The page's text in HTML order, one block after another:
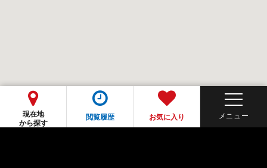
現在地
から探す
閲覧履歴 お気に入り